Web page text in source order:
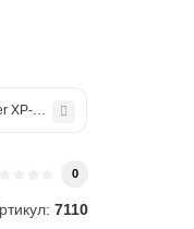
Т0EE00EZ
XP-360B
0
7110